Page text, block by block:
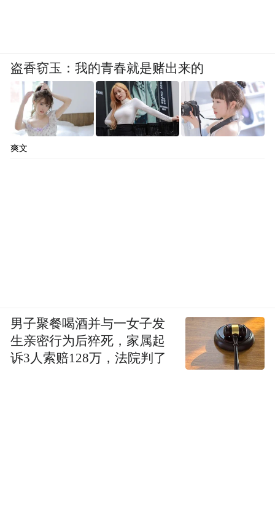
盗香窃玉：我的青春就是赌出来的
爽文
男子聚餐喝酒并与一女子发
生亲密行为后猝死，家属起
诉3人索赔128万，法院判了